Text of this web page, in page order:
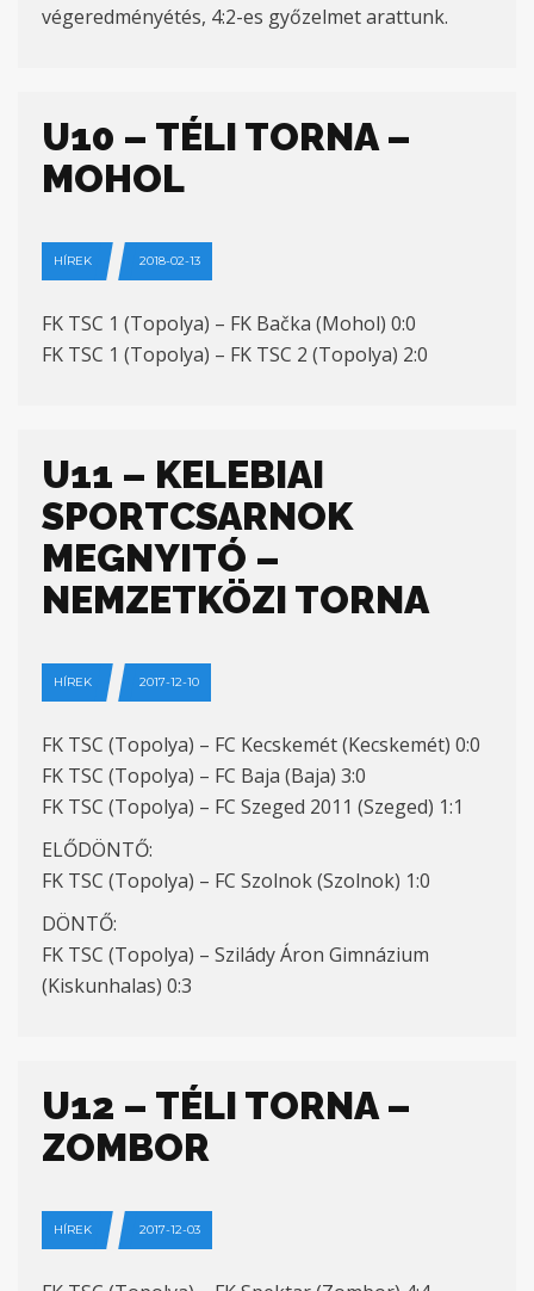
végeredményétés, 4:2-es győzelmet arattunk.
U10 – TÉLI TORNA –
MOHOL
HÍREK 2018-02-13
FK TSC 1 (Topolya) – FK Bačka (Mohol) 0:0
FK TSC 1 (Topolya) – FK TSC 2 (Topolya) 2:0
U11 – KELEBIAI
SPORTCSARNOK
MEGNYITÓ –
NEMZETKÖZI TORNA
HÍREK 2017-12-10
FK TSC (Topolya) – FC Kecskemét (Kecskemét) 0:0
FK TSC (Topolya) – FC Baja (Baja) 3:0
FK TSC (Topolya) – FC Szeged 2011 (Szeged) 1:1
ELŐDÖNTŐ:
FK TSC (Topolya) – FC Szolnok (Szolnok) 1:0
DÖNTŐ:
FK TSC (Topolya) – Szilády Áron Gimnázium
(Kiskunhalas) 0:3
U12 – TÉLI TORNA –
ZOMBOR
HÍREK 2017-12-03